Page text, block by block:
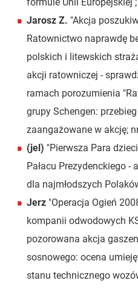
Jarosz Z. "Akcja
Ratownictwo naprawdę
polskich i litewskich
akcji ratowniczej -
ramach porozumienia
grupy Schengen:
zaangażowane w akcję;
(jel) "Pierwsza Para
Pałacu Prezydenckiego
dla najmłodszych
Jerz "Operacja Ogień
kompanii odwodowych
pozorowana akcja
sosnowego: ocena
stanu technicznego